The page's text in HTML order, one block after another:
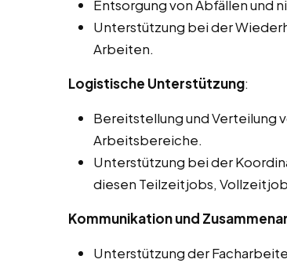
Entsorgung von Abfällen und
Unterstützung bei der
Arbeiten.
Logistische Unterstützung:
Bereitstellung und Verteilung
Arbeitsbereiche.
Unterstützung bei der
diesen Teilzeitjobs,
Kommunikation und
Unterstützung der